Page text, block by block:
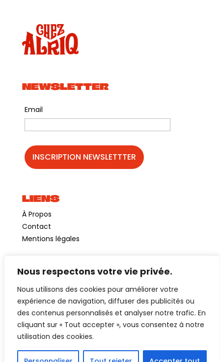
Nous respectons votre vie privée.
Nous utilisons des cookies pour améliorer votre
expérience de navigation, diffuser des publicités ou
des contenus personnalisés et analyser notre trafic. En
cliquant sur « Tout accepter », vous consentez à notre
utilisation des cookies.
NEWSLETTER
Email
LIENS
À Propos
Contact
Mentions légales
©GuinguetteChezAlriq2026
Création site internetYOSOY studio